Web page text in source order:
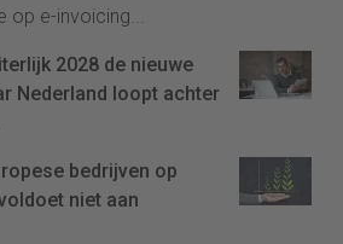
e-invoicing...
2028 de nieuwe
Nederland loopt achter
bedrijven op
niet aan